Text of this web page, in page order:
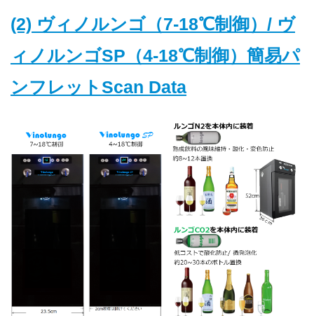
(2) ヴィノルンゴ（7-18℃制御）/ ヴ
ィノルンゴSP（4-18℃制御）簡易パ
ンフレットScan Data